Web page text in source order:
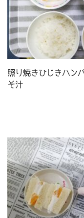
照り焼きひじきハン
そ汁